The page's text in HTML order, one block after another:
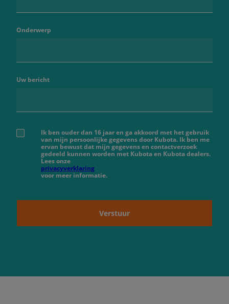
Onderwerp
Uw bericht
Ik ben ouder dan 16 jaar en ga akkoord met het gebruik
van mijn persoonlijke gegevens door Kubota. Ik ben me
ervan bewust dat mijn gegevens en contactverzoek
gedeeld kunnen worden met Kubota en Kubota dealers.
Lees onze
privacyverklaring
voor meer informatie.
Verstuur